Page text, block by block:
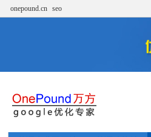
onepound.cn seo